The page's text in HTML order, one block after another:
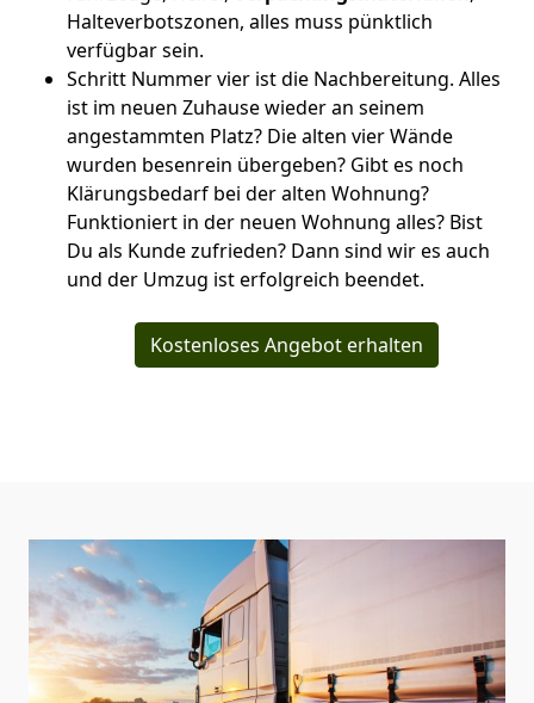
Halteverbotszonen, alles muss pünktlich
verfügbar sein.
Schritt Nummer vier ist die Nachbereitung. Alles
ist im neuen Zuhause wieder an seinem
angestammten Platz? Die alten vier Wände
wurden besenrein übergeben? Gibt es noch
Klärungsbedarf bei der alten Wohnung?
Funktioniert in der neuen Wohnung alles? Bist
Du als Kunde zufrieden? Dann sind wir es auch
und der Umzug ist erfolgreich beendet.
Kostenloses Angebot erhalten